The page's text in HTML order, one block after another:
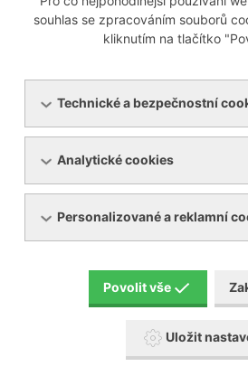
Menu
Produkty
Pronájem zařízení
Servis
Reference
Akční zboží
Popis piktogramů návodů BECKER
souhlas se zpracováním souborů
kliknutím na tlačítko
Technické a bezpečnostní
Analytické cookies
Personalizované a reklamní
Povolit vše
Uložit